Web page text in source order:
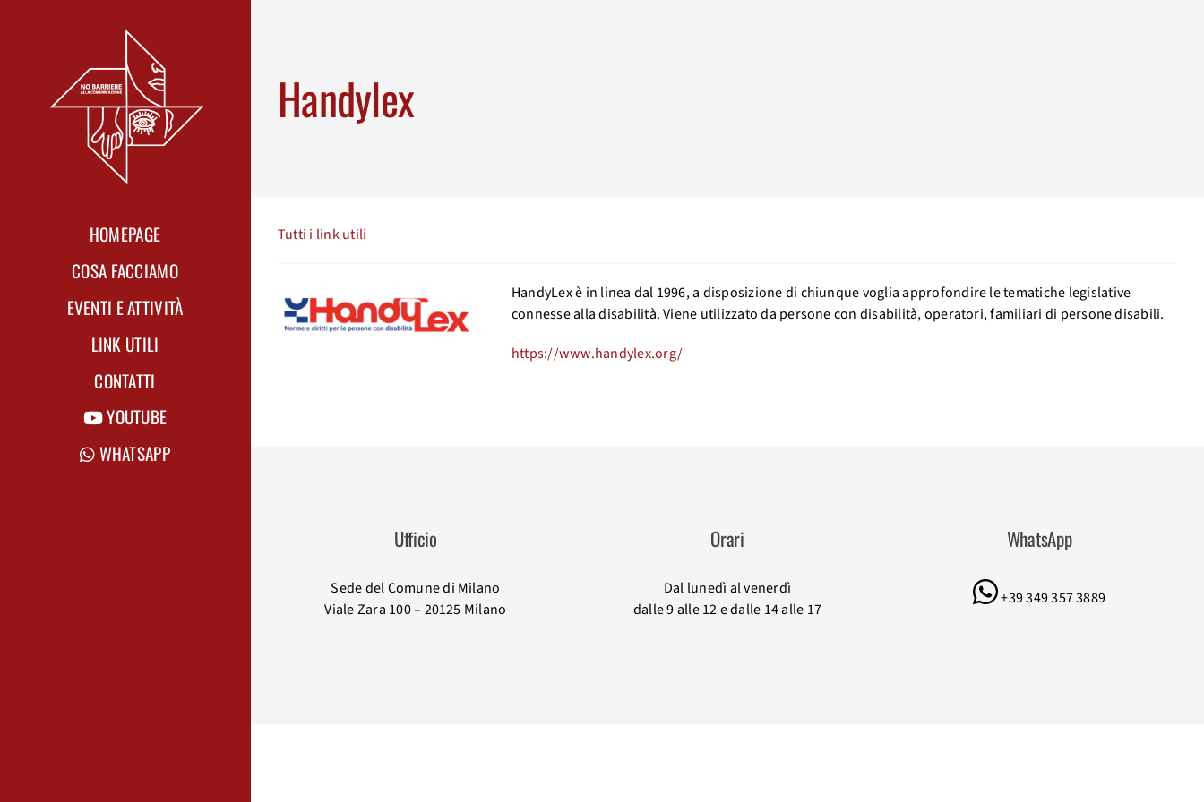
HOMEPAGE
COSA FACCIAMO
EVENTI E ATTIVITÀ
LINK UTILI
CONTATTI
YOUTUBE
WHATSAPP
Handylex
Tutti i link utili
HandyLex è in linea dal 1996, a disposizione di chiunque voglia approfondire le tematiche legislative
connesse alla disabilità. Viene utilizzato da persone con disabilità, operatori, familiari di persone disabili.
https://www.handylex.org/
Ufficio
Sede del Comune di Milano
Viale Zara 100 – 20125 Milano
Orari
Dal lunedì al venerdì
dalle 9 alle 12 e dalle 14 alle 17
WhatsApp
+39 349 357 3889